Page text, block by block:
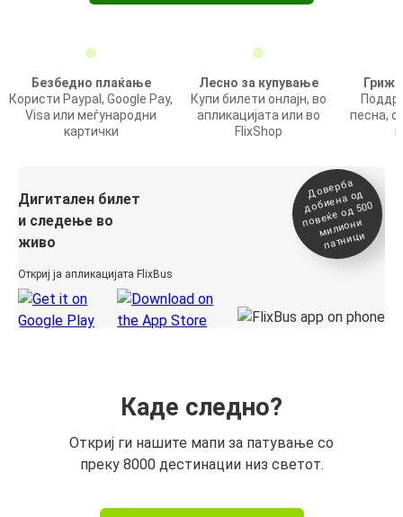
Безбедно плаќање
Користи Paypal, Google Pay,
Visa или меѓународни
картички
Лесно за купување
Купи билети онлајн, во
апликацијата или во
FlixShop
песна,
Дигитален билет
и следење во
живо
Откриј ја апликацијата FlixBus
Доверба
добиена о
д
повеќе о
д 500
милиони
патници
Каде следно?
Откриј ги нашите мапи за патување со
преку 8000 дестинации низ светот.